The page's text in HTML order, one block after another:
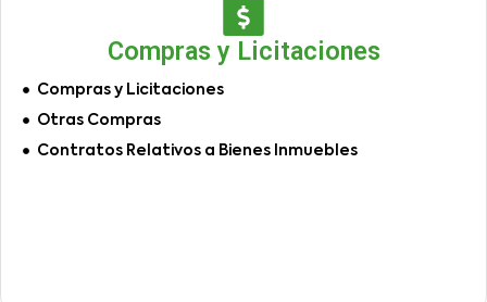
Compras y Licitaciones
Compras y Licitaciones
Otras Compras
Contratos Relativos a Bienes Inmuebles